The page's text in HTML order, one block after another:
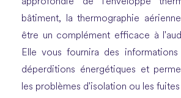
approfondie de l'enveloppe
bâtiment, la thermographie
être un complément efficace à
Elle vous fournira des
déperditions énergétiques et
les problèmes d'isolation ou les fuites